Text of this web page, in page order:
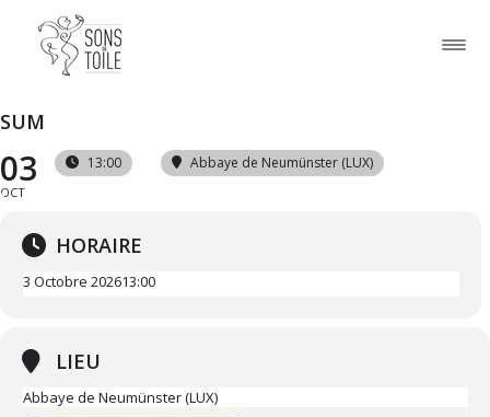
SUM
03
OCT
13:00 Abbaye de Neumünster (LUX)
HORAIRE
3 Octobre 202613:00
LIEU
Abbaye de Neumünster (LUX)